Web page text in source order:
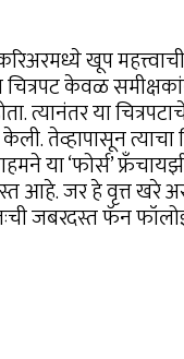
खूप
केवळ
त्यानंतर या
तेव्हापासून त्याचा
या ‘फोर्स’
आहे. जर हे वृत्त खरे
जबरदस्त फॅन